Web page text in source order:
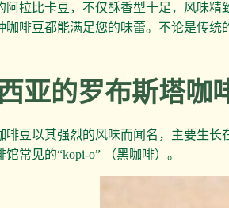
阿拉比卡豆，不仅酥香型十足，风味
咖啡豆都能满足您的味蕾。不论是传统
亚的罗布斯塔咖
啡豆以其强烈的风味而闻名，主要生
馆常见的“kopi-o” （黑咖啡）。